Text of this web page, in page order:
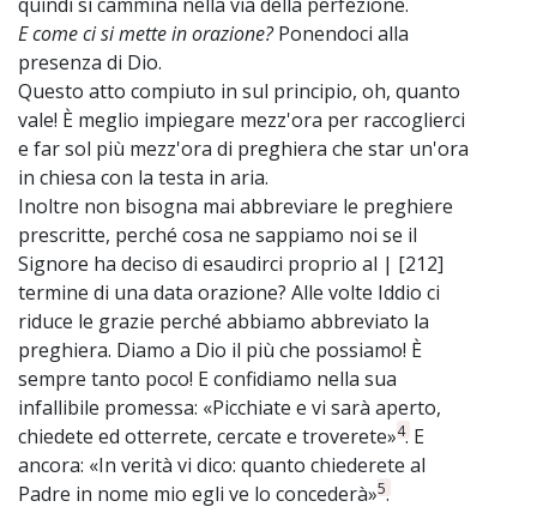
E come ci si mette in orazione?Ponendoci alla
presenza di Dio.
Questo atto compiuto in sul principio, oh, quanto
vale! È meglio impiegare mezz'ora per raccoglierci
e far sol più mezz'ora di preghiera che star un'ora
in chiesa con la testa in aria.
Inoltre non bisogna mai abbreviare le preghiere
prescritte, perché cosa ne sappiamo noi se il
Signore ha deciso di esaudirci proprio al | [212]
termine di una data orazione? Alle volte Iddio ci
riduce le grazie perché abbiamo abbreviato la
preghiera. Diamo a Dio il più che possiamo! È
sempre tanto poco! E confidiamo nella sua
infallibile promessa: «Picchiate e vi sarà aperto,
chiedete ed otterrete, cercate e troverete»4. E
ancora: «In verità vi dico: quanto chiederete al
Padre in nome mio egli ve lo concederà»5.